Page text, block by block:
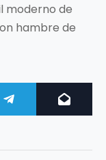
moderno de
hambre de